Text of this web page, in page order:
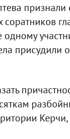
присудили
Керчи,